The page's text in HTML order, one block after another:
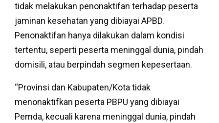
tidak melakukan penonaktifan terhadap peserta
jaminan kesehatan yang dibiayai APBD.
Penonaktifan hanya dilakukan dalam kondisi
tertentu, seperti peserta meninggal dunia, pindah
domisili, atau berpindah segmen kepesertaan.
“Provinsi dan Kabupaten/Kota tidak
menonaktifkan peserta PBPU yang dibiayai
Pemda, kecuali karena meninggal dunia, pindah